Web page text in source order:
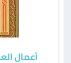
أعمال